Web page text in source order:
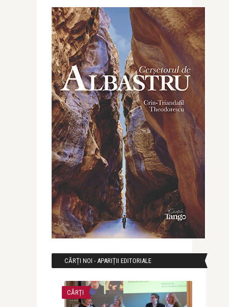
CĂRȚI NOI - APARIȚII EDITORIALE
CĂRȚI